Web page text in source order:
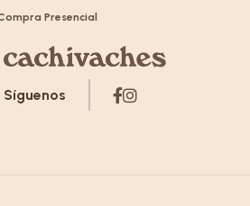
Presencial
Síguenos